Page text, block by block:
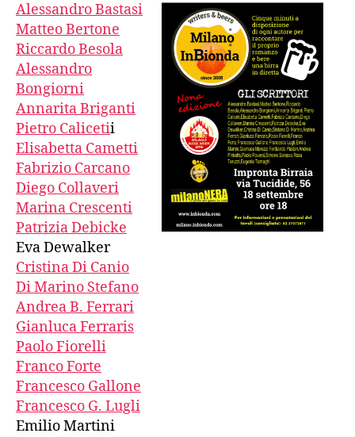
Alessandro Bastasi
Matteo Bertone
Riccardo Besola
Alessandro
Bongiorni
Annarita Briganti
Pietro Calicetii
Elisabetta Cametti
Fabrizio Carcano
Diego Collaveri
Marina Crescenti
Patrizia Debicke
Eva Dewalker
Cristina Di Canio
Di Marino Stefano
Andrea B. Ferrari
Gianluca Ferraris
Paolo Fiorelli
Franco Forte
Francesco Gallone
Francesco G. Lugli
Emilio Martini